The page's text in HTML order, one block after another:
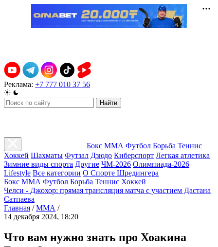
Реклама: +7 777 010 37 56
Найти
Бокс ММА Футбол Борьба Теннис
Хоккей Шахматы Футзал Дзюдо Киберспорт Легкая атлетика
Зимние виды спорта Другие ЧМ-2026 Олимпиада-2026
Lifestyle Все категории О Спорте Шредингера
Бокс ММА Футбол Борьба Теннис Хоккей
Челси - Джохор: прямая трансляция матча с участием Дастана
Сатпаева
Главная / ММА /
14 декабря 2024, 18:20
Что вам нужно знать про Хоакина